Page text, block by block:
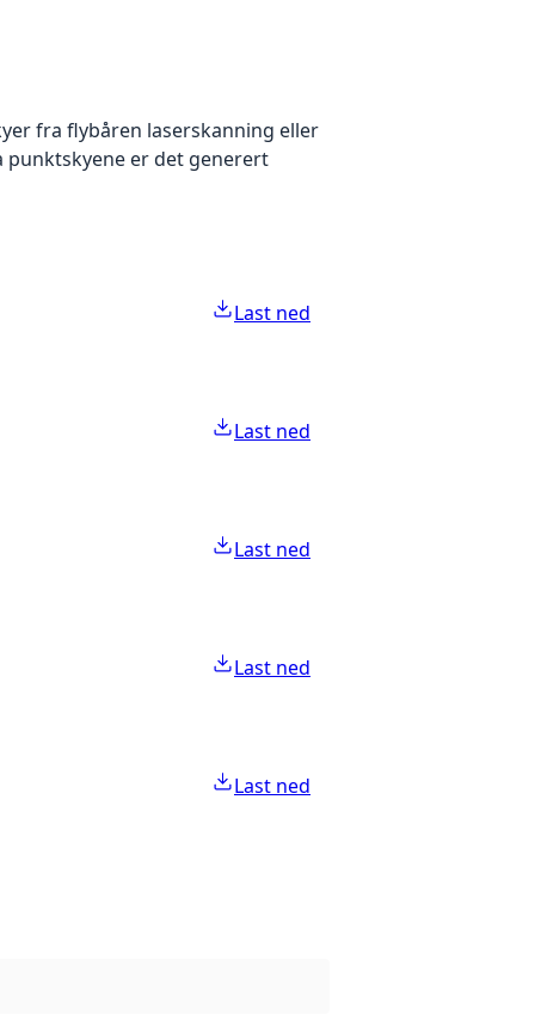
fra flybåren laserskanning eller
punktskyene er det generert
Last ned
Last ned
Last ned
Last ned
Last ned